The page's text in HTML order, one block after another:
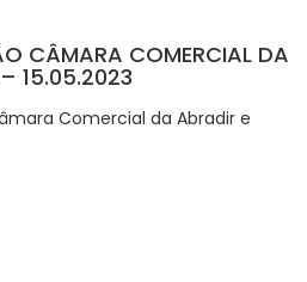
CÂMARA COMERCIAL DA
15.05.2023